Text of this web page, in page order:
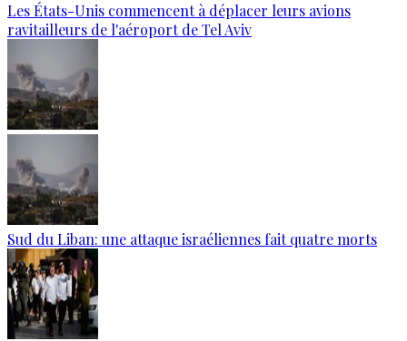
Les États-Unis commencent à déplacer leurs avions
ravitailleurs de l'aéroport de Tel Aviv
Sud du Liban: une attaque israéliennes fait quatre morts